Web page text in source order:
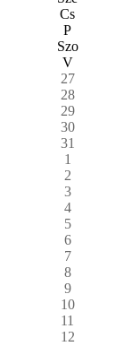
Cs
P
Szo
V
27
28
29
30
31
1
2
3
4
5
6
7
8
9
10
11
12